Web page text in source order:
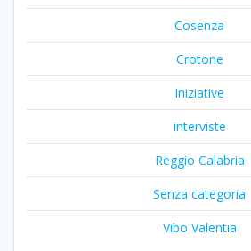
Cosenza
Crotone
Iniziative
interviste
Reggio Calabria
Senza categoria
Vibo Valentia